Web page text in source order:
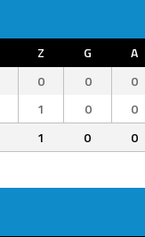
Z G A
0 0 0
1 0 0
1 0 0